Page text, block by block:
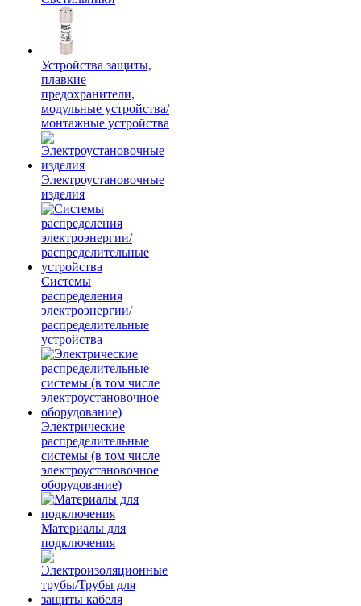
Устройства защиты,
плавкие
предохранители,
модульные устройства/
монтажные устройства
Электроустановочные
изделия
Системы
распределения
электроэнергии/
распределительные
устройства
Электрические
распределительные
системы (в том числе
электроустановочное
оборудование)
Материалы для
подключения